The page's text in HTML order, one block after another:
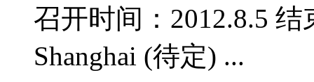
召开时间：2012.8.5
Shanghai (待定) ...